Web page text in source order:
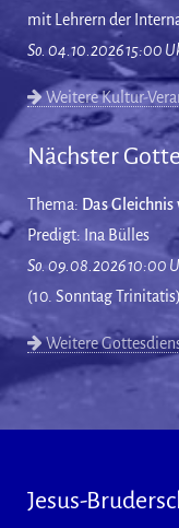
mit Lehrern der
So. 04.10.2026 15:00
Weitere Kultur-
Nächster
Thema: Das
Predigt: Ina Bülles
So. 09.08.2026 10:00
(10. Sonntag Trinitatis)
Weitere
Jesus-